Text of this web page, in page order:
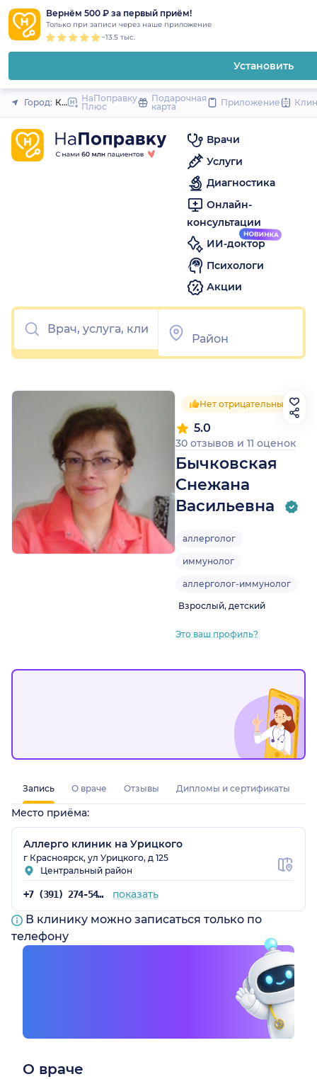
Вернём 500 ₽ за первый приём!
Только при записи через наше приложение
~13.5 тыс.
Установить
Закрыть
край)
Город: КрасноярскНаПоправку
Плюс
Подарочная
карта
Приложение
Врачи
Услуги
Диагностика
Онлайн-
консультации
ИИ-доктор
Психологи
Акции
Нет отрицательных
Бычковская
Снежана
Васильевна
5.0
30 отзывов и 11 оценок
аллерголог
иммунолог
аллерголог-иммунолог
Взрослый, детский
Это ваш профиль?
Запись О враче Отзывы Дипломы и сертификаты
Место приёма:
Аллерго клиник на Урицкого
г Красноярск, ул Урицкого, д 125
Центральный район
+7 (391) 274-54-03 показать
В клинику можно записаться только по
телефону
О враче